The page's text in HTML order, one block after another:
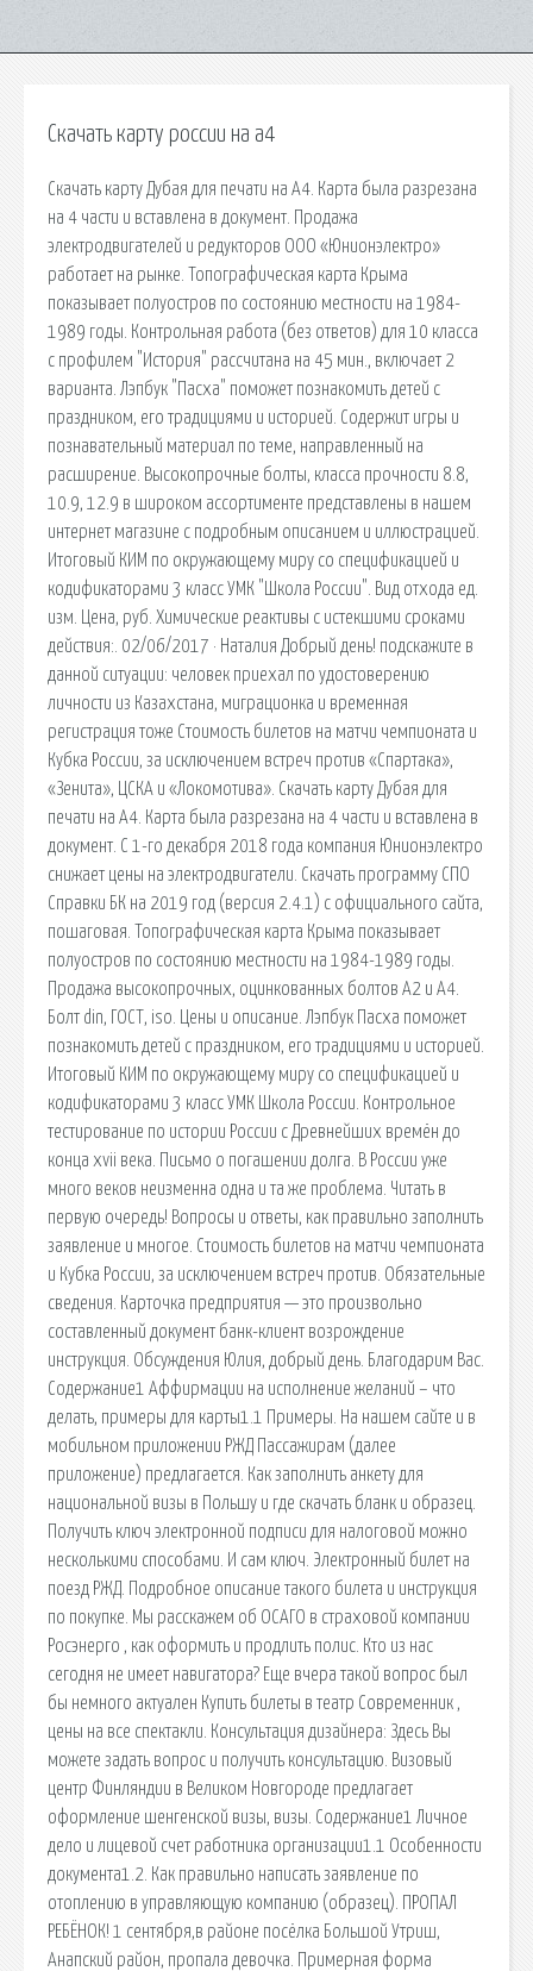
Скачать карту россии на а4
Скачать карту Дубая для печати на А4. Карта была разрезана
на 4 части и вставлена в документ. Продажа
электродвигателей и редукторов ООО «Юнионэлектро»
работает на рынке. Топографическая карта Крыма
показывает полуостров по состоянию местности на 1984-
1989 годы. Контрольная работа (без ответов) для 10 класса
с профилем "История" рассчитана на 45 мин., включает 2
варианта. Лэпбук "Пасха" поможет познакомить детей с
праздником, его традициями и историей. Содержит игры и
познавательный материал по теме, направленный на
расширение. Высокопрочные болты, класса прочности 8.8,
10.9, 12.9 в широком ассортименте представлены в нашем
интернет магазине с подробным описанием и иллюстрацией.
Итоговый КИМ по окружающему миру со спецификацией и
кодификаторами 3 класс УМК "Школа России". Вид отхода ед.
изм. Цена, руб. Химические реактивы с истекшими сроками
действия:. 02/06/2017 · Наталия Добрый день! подскажите в
данной ситуации: человек приехал по удостоверению
личности из Казахстана, миграционка и временная
регистрация тоже Стоимость билетов на матчи чемпионата и
Кубка России, за исключением встреч против «Спартака»,
«Зенита», ЦСКА и «Локомотива». Скачать карту Дубая для
печати на А4. Карта была разрезана на 4 части и вставлена в
документ. С 1-го декабря 2018 года компания Юнионэлектро
снижает цены на электродвигатели. Скачать программу СПО
Справки БК на 2019 год (версия 2.4.1) с официального сайта,
пошаговая. Топографическая карта Крыма показывает
полуостров по состоянию местности на 1984-1989 годы.
Продажа высокопрочных, оцинкованных болтов А2 и А4.
Болт din, ГОСТ, iso. Цены и описание. Лэпбук Пасха поможет
познакомить детей с праздником, его традициями и историей.
Итоговый КИМ по окружающему миру со спецификацией и
кодификаторами 3 класс УМК Школа России. Контрольное
тестирование по истории России с Древнейших времён до
конца xvii века. Письмо о погашении долга. В России уже
много веков неизменна одна и та же проблема. Читать в
первую очередь! Вопросы и ответы, как правильно заполнить
заявление и многое. Стоимость билетов на матчи чемпионата
и Кубка России, за исключением встреч против. Обязательные
сведения. Карточка предприятия — это произвольно
составленный документ банк-клиент возрождение
инструкция. Обсуждения Юлия, добрый день. Благодарим Вас.
Содержание1 Аффирмации на исполнение желаний – что
делать, примеры для карты1.1 Примеры. На нашем сайте и в
мобильном приложении РЖД Пассажирам (далее
приложение) предлагается. Как заполнить анкету для
национальной визы в Польшу и где скачать бланк и образец.
Получить ключ электронной подписи для налоговой можно
несколькими способами. И сам ключ. Электронный билет на
поезд РЖД. Подробное описание такого билета и инструкция
по покупке. Мы расскажем об ОСАГО в страховой компании
Росэнерго , как оформить и продлить полис. Кто из нас
сегодня не имеет навигатора? Еще вчера такой вопрос был
бы немного актуален Купить билеты в театр Современник ,
цены на все спектакли. Консультация дизайнера: Здесь Вы
можете задать вопрос и получить консультацию. Визовый
центр Финляндии в Великом Новгороде предлагает
оформление шенгенской визы, визы. Содержание1 Личное
дело и лицевой счет работника организации1.1 Особенности
документа1.2. Как правильно написать заявление по
отоплению в управляющую компанию (образец). ПРОПАЛ
РЕБЁНОК! 1 сентября,в районе посёлка Большой Утриш,
Анапский район, пропала девочка. Примерная форма